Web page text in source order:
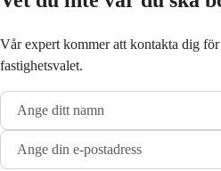
Vår expert kommer att kontakta dig
fastighetsvalet.